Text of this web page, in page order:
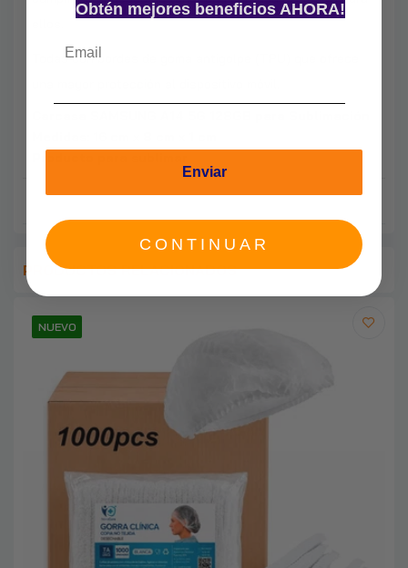
Todas con bordes de goma antigolpe (TPU) que ofrece
PRODUCTOS RELACIONADOS
NUEVO
Obtén mejores beneficios AHORA!
Enviar
CONTINUAR